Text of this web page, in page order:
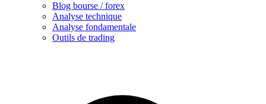
Blog bourse / forex
Analyse technique
Analyse fondamentale
Outils de trading